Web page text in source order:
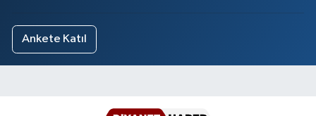
Ankete Katıl